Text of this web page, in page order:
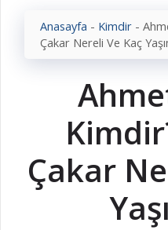
Anasayfa - Kimdir -
Çakar Nereli Ve Kaç
Çakar